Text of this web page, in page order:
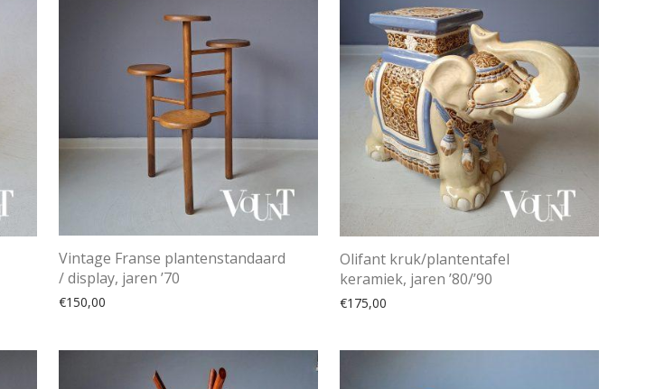
Vintage Franse plantenstandaard
/ display, jaren ’70
€150,00
Olifant kruk/plantentafel
keramiek, jaren ’80/’90
€175,00